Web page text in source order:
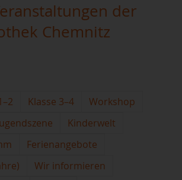
der
Chemnitz
Klasse 3–4
Workshop
Kinderwelt
Ferienangebote
Wir informieren